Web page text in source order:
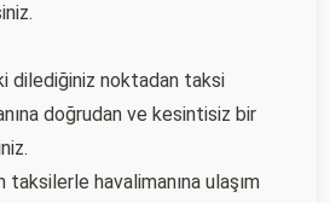
dilediğiniz noktadan taksi
doğrudan ve kesintisiz bir
havalimanına ulaşım